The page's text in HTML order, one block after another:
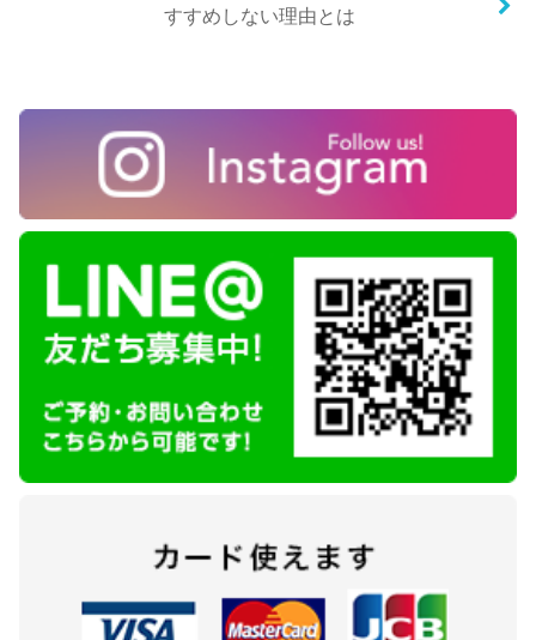
すすめしない理由とは